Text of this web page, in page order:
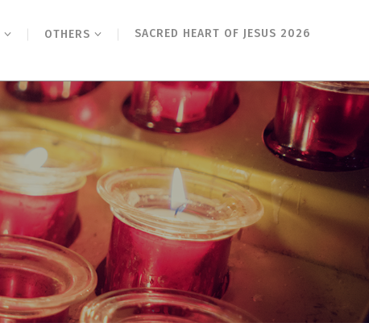
OTHERS SACRED HEART OF JESUS 2026